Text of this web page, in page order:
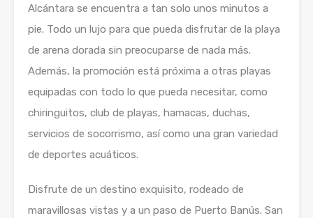
Alcántara se encuentra a tan solo unos minutos a
pie. Todo un lujo para que pueda disfrutar de la playa
de arena dorada sin preocuparse de nada más.
Además, la promoción está próxima a otras playas
equipadas con todo lo que pueda necesitar, como
chiringuitos, club de playas, hamacas, duchas,
servicios de socorrismo, así como una gran variedad
de deportes acuáticos.
Disfrute de un destino exquisito, rodeado de
maravillosas vistas y a un paso de Puerto Banús. San